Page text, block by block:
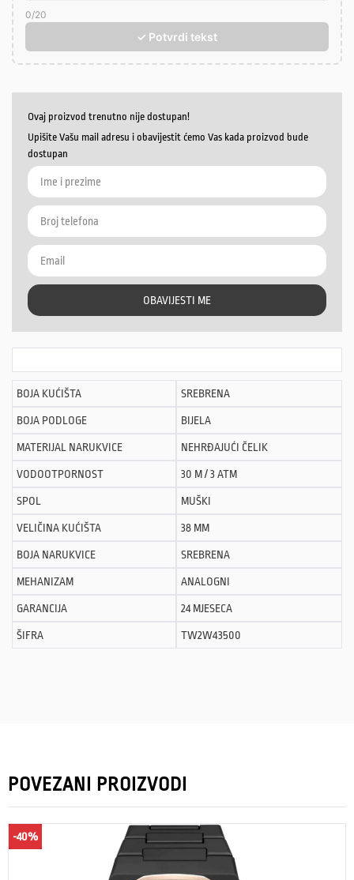
0/20
✓ Potvrdi tekst
Ovaj proizvod trenutno nije dostupan!
Upišite Vašu mail adresu i obavijestit ćemo Vas kada proizvod bude
dostupan
OBAVIJESTI ME
BOJA KUĆIŠTA SREBRENA
BOJA PODLOGE BIJELA
MATERIJAL NARUKVICE NEHRĐAJUĆI ČELIK
VODOOTPORNOST 30 M / 3 ATM
SPOL MUŠKI
VELIČINA KUĆIŠTA 38 MM
BOJA NARUKVICE SREBRENA
MEHANIZAM ANALOGNI
GARANCIJA 24 MJESECA
ŠIFRA TW2W43500
POVEZANI PROIZVODI
-40%